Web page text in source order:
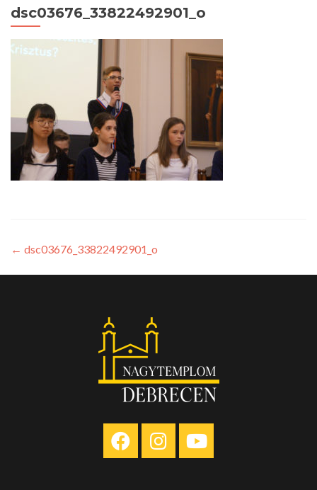
dsc03676_33822492901_o
← dsc03676_33822492901_o